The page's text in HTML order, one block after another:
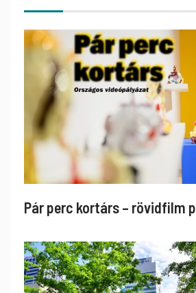
Pár perc kortárs – rövidfilm